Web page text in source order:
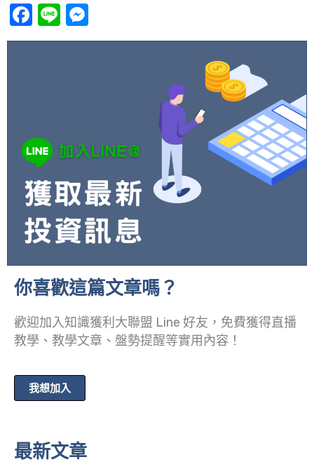
Facebook
Line
你喜歡這篇文章嗎？
歡迎加入知識獲利大聯盟 Line 好友，免費獲得直播
教學、教學文章、盤勢提醒等實用內容！
我想加入
最新文章